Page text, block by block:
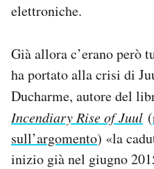
elettroniche.
Già allora c’erano però
ha portato alla crisi di
Ducharme, autore del
Incendiary Rise of Juul (
sull’argomento) «la
inizio già nel giugno